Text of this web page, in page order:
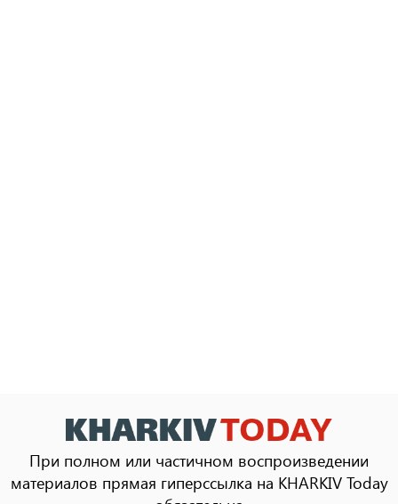
При полном или частичном воспроизведении
материалов прямая гиперссылка на KHARKIV Today